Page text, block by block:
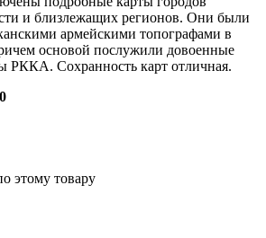
и близлежащих регионов. Они были
армейскими топографами в
основой послужили довоенные
РККА. Сохранность карт отличная.
этому товару